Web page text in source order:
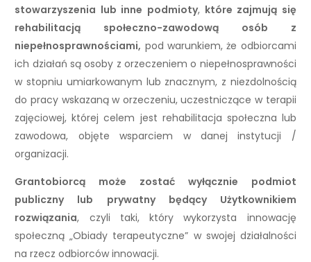
stowarzyszenia lub inne podmioty, które zajmują się
rehabilitacją społeczno-zawodową osób z
niepełnosprawnościami, pod warunkiem, że odbiorcami
ich działań są osoby z orzeczeniem o niepełnosprawności
w stopniu umiarkowanym lub znacznym, z niezdolnością
do pracy wskazaną w orzeczeniu, uczestniczące w terapii
zajęciowej, której celem jest rehabilitacja społeczna lub
zawodowa, objęte wsparciem w danej instytucji /
organizacji.
Grantobiorcą może zostać wyłącznie podmiot
publiczny lub prywatny będący Użytkownikiem
rozwiązania, czyli taki, który wykorzysta innowację
społeczną „Obiady terapeutyczne” w swojej działalności
na rzecz odbiorców innowacji.